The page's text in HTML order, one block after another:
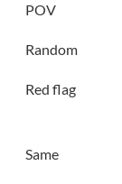
POV
Random
Red flag
Same